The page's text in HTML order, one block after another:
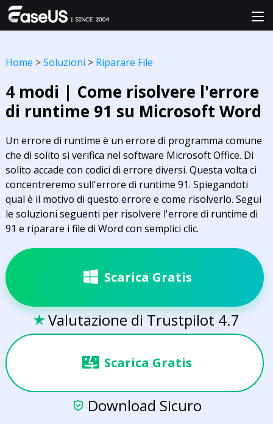
Home >Soluzioni > Riparare File
4 modi | Come risolvere l'errore
di runtime 91 su Microsoft Word
Un errore di runtime è un errore di programma comune
che di solito si verifica nel software Microsoft Office. Di
solito accade con codici di errore diversi. Questa volta ci
concentreremo sull'errore di runtime 91. Spiegandoti
qual è il motivo di questo errore e come risolverlo. Segui
le soluzioni seguenti per risolvere l'errore di runtime di
91 e riparare i file di Word con semplici clic.
Scarica Gratis
 Valutazione di Trustpilot 4.7
Scarica Gratis
 Download Sicuro